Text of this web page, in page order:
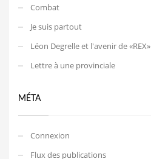
Combat
Je suis partout
Léon Degrelle et l'avenir de «REX»
Lettre à une provinciale
MÉTA
Connexion
Flux des publications